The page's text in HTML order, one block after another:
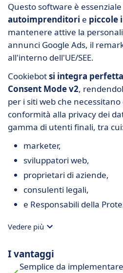
Questo software è
autoimprenditori e piccole
mantenere attive la
annunci Google Ads, il
all'interno dell'UE/SEE.
Cookiebotsi integra
Consent Mode v2,
per i siti web che
conformità alla privacy dei
gamma di utenti finali, tra
marketer,
sviluppatori web,
proprietari di aziende,
consulenti legali,
e Responsabili della
Vedere più
I vantaggi
Semplice da